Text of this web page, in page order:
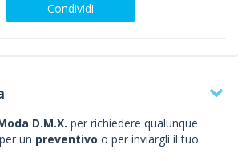
Condividi
D.M.X. per richiedere qualunque
un preventivo o per inviargli il tuo